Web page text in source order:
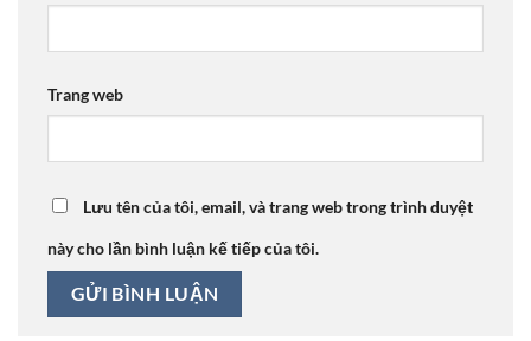
Trang web
Lưu tên của tôi, email, và trang web trong trình duyệt
này cho lần bình luận kế tiếp của tôi.